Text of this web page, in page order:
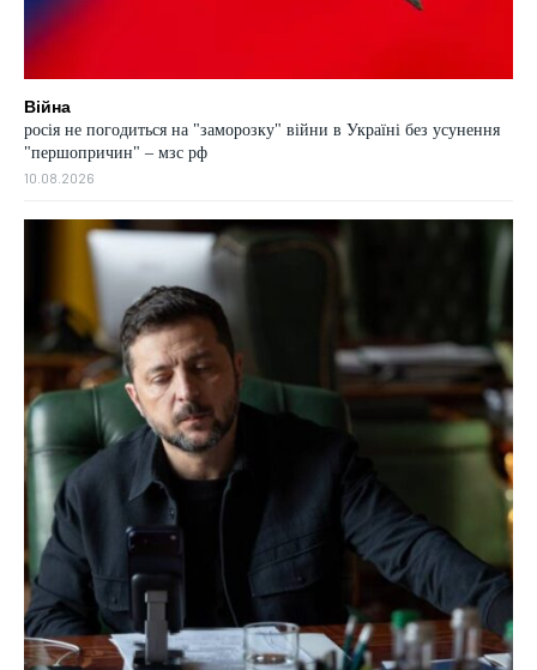
Війна
росія не погодиться на "заморозку" війни в Україні без усунення
"першопричин" – мзс рф
10.08.2026